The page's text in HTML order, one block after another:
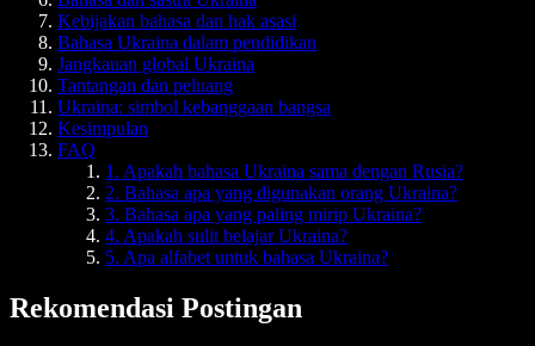
Kebijakan bahasa dan hak asasi
Bahasa Ukraina dalam pendidikan
Jangkauan global Ukraina
Tantangan dan peluang
Ukraina: simbol kebanggaan bangsa
Kesimpulan
FAQ
1. Apakah bahasa Ukraina sama dengan Rusia?
2. Bahasa apa yang digunakan orang Ukraina?
3. Bahasa apa yang paling mirip Ukraina?
4. Apakah sulit belajar Ukraina?
5. Apa alfabet untuk bahasa Ukraina?
Rekomendasi Postingan